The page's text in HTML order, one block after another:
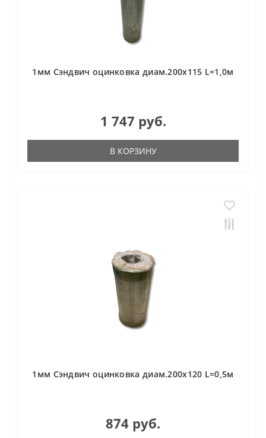
1мм Сэндвич оцинковка диам.200х115 L=1,0м
1 747 руб.
В КОРЗИНУ
1мм Сэндвич оцинковка диам.200х120 L=0,5м
874 руб.